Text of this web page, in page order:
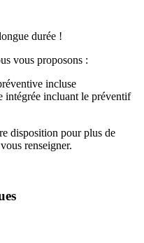
durée !
vous proposons :
incluse
intégrée incluant le préventif
disposition pour plus de
renseigner.